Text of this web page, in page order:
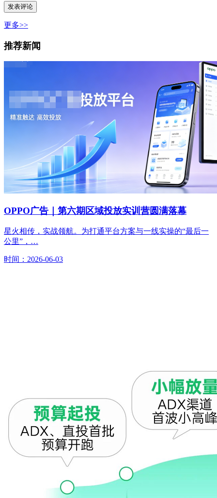
更多>>
推荐新闻
OPPO广告｜第六期区域投放实训营圆满落幕
星火相传，实战领航。为打通平台方案与一线实操的“最后一
公里”，…
时间：2026-06-03